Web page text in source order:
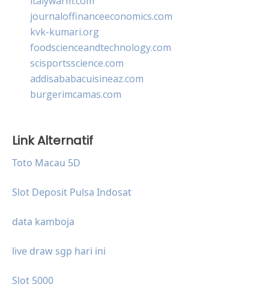
journaloffinanceeconomics.com
kvk-kumari.org
foodscienceandtechnology.com
scisportsscience.com
addisababacuisineaz.com
burgerimcamas.com
Link Alternatif
Toto Macau 5D
Slot Deposit Pulsa Indosat
data kamboja
live draw sgp hari ini
Slot 5000